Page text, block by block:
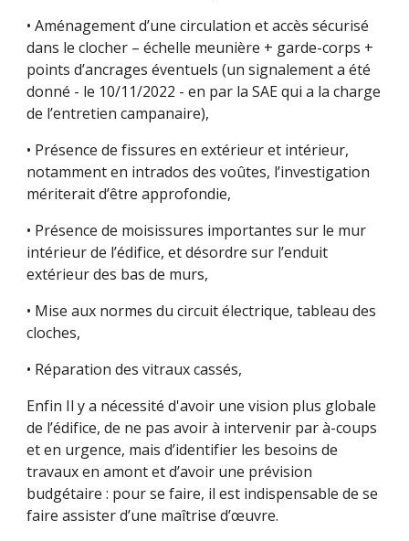
• Aménagement d’une circulation et accès sécurisé
dans le clocher – échelle meunière + garde-corps +
points d’ancrages éventuels (un signalement a été
donné - le 10/11/2022 - en par la SAE qui a la charge
de l’entretien campanaire),
• Présence de fissures en extérieur et intérieur,
notamment en intrados des voûtes, l’investigation
mériterait d’être approfondie,
• Présence de moisissures importantes sur le mur
intérieur de l’édifice, et désordre sur l’enduit
extérieur des bas de murs,
• Mise aux normes du circuit électrique, tableau des
cloches,
• Réparation des vitraux cassés,
Enfin Il y a nécessité d'avoir une vision plus globale
de l’édifice, de ne pas avoir à intervenir par à-coups
et en urgence, mais d’identifier les besoins de
travaux en amont et d’avoir une prévision
budgétaire : pour se faire, il est indispensable de se
faire assister d’une maîtrise d’œuvre.